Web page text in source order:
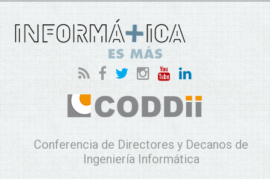
Conferencia de Directores y Decanos de
Ingeniería Informática